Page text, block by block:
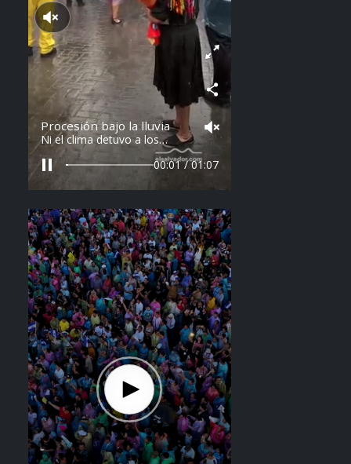
Reproducir sonido
Procesión bajo la lluvia
Ni el clima detuvo a los
feligreses en el recorrido del
Divino Salvador del Mundo.
Steven Anzora
00:03 / 01:07